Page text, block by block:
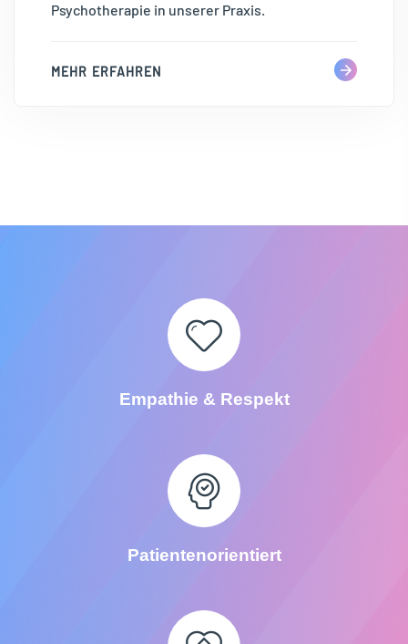
Psychotherapie in unserer Praxis.
MEHR ERFAHREN
Empathie & Respekt
Patientenorientiert